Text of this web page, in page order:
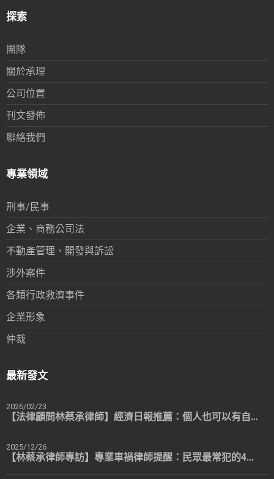
探索
團隊
關於承理
公司位置
刊文發佈
聯絡我們
專業領域
刑事/民事
企業、商務公司法
不動產管理、開發與訴訟
涉外案件
各類行政救濟事件
企業形象
仲裁
最新發文
2026/02/23
【法律顧問林蔡承律師】經濟日報推薦：個人也可以有自己專屬的法律顧問
2025/12/26
【林蔡承律師專訪】專業車禍律師提醒：民眾最常犯的4個錯誤